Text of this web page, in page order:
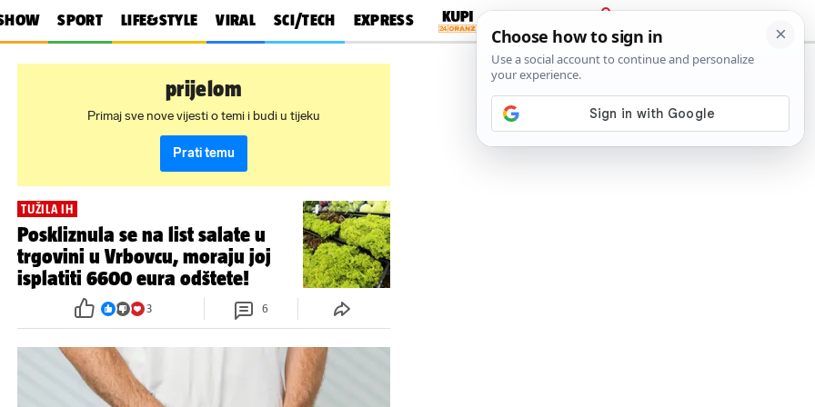
SPORT LIFE&STYLE VIRAL SCI/TECH EXPRESS
PRIJAVA
prijelom
Primaj sve nove vijesti o temi i budi u tijeku
Prati temu
TUŽILA IH
Poskliznula se na list salate u
trgovini u Vrbovcu, moraju joj
isplatiti 6600 eura odštete!
3 6